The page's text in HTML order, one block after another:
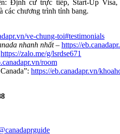
Định cư trực tiếp, Start-Up Visa,
các chương trình tỉnh bang.
ve-chung-toi#testimonials
nhanh nhất– https://
https://zalo.me/g/lsrdse671
room
https://eb.canadapr.vn/